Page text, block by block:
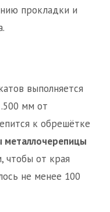
прокладки и
выполняется
мм от
к обрешётке
металлочерепицы
чтобы от края
не менее 100